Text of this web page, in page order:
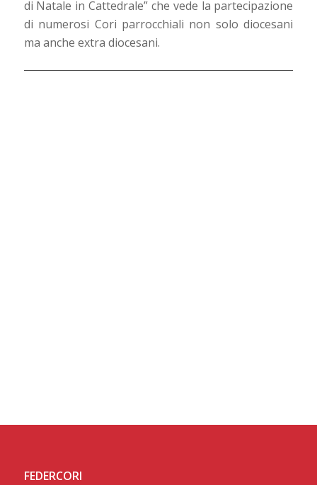
di Natale in Cattedrale” che vede la partecipazione
di numerosi Cori parrocchiali non solo diocesani
ma anche extra diocesani.
FEDERCORI